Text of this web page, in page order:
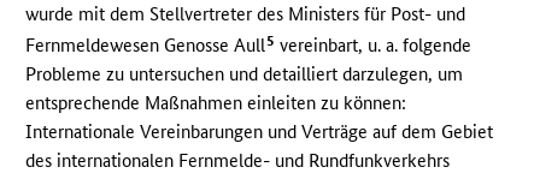
wurde mit dem Stellvertreter des Ministers für Post- und
Fernmeldewesen Genosse Aull 5 vereinbart, u. a. folgende
Probleme zu untersuchen und detailliert darzulegen, um
entsprechende Maßnahmen einleiten zu können:
Internationale Vereinbarungen und Verträge auf dem Gebiet
des internationalen Fernmelde- und Rundfunkverkehrs